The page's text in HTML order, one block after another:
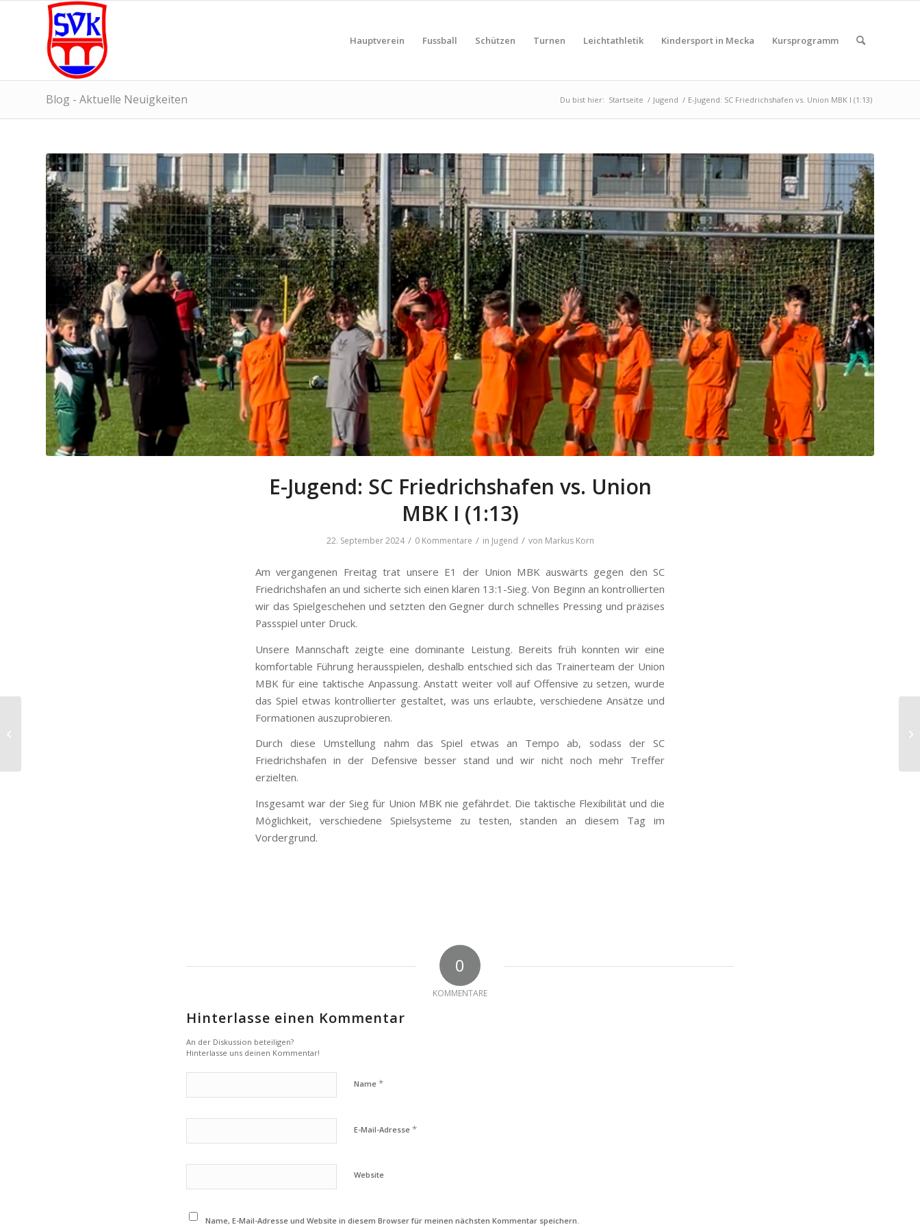
Hauptverein Fussball Schützen Turnen Leichtathletik Kindersport in Mecka Kursprogramm
Blog - Aktuelle Neuigkeiten Du bist hier: Startseite / Jugend / E-Jugend: SC Friedrichshafen vs. Union MBK I (1:13)
E-Jugend: SC Friedrichshafen vs. Union
MBK I (1:13)
22. September 2024 / 0 Kommentare / in Jugend / von Markus Korn
Am vergangenen Freitag trat unsere E1 der Union MBK auswärts gegen den SC
Friedrichshafen an und sicherte sich einen klaren 13:1-Sieg. Von Beginn an kontrollierten
wir das Spielgeschehen und setzten den Gegner durch schnelles Pressing und präzises
Passspiel unter Druck.
Unsere Mannschaft zeigte eine dominante Leistung. Bereits früh konnten wir eine
komfortable Führung herausspielen, deshalb entschied sich das Trainerteam der Union
MBK für eine taktische Anpassung. Anstatt weiter voll auf Offensive zu setzen, wurde
das Spiel etwas kontrollierter gestaltet, was uns erlaubte, verschiedene Ansätze und
Formationen auszuprobieren.
Durch diese Umstellung nahm das Spiel etwas an Tempo ab, sodass der SC
Friedrichshafen in der Defensive besser stand und wir nicht noch mehr Treffer
erzielten.
Insgesamt war der Sieg für Union MBK nie gefährdet. Die taktische Flexibilität und die
Möglichkeit, verschiedene Spielsysteme zu testen, standen an diesem Tag im
Vordergrund.
0
KOMMENTARE
Hinterlasse einen Kommentar
An der Diskussion beteiligen?
Hinterlasse uns deinen Kommentar!
Name *
E-Mail-Adresse *
Website
Name, E-Mail-Adresse und Website in diesem Browser für meinen nächsten Kommentar speichern.